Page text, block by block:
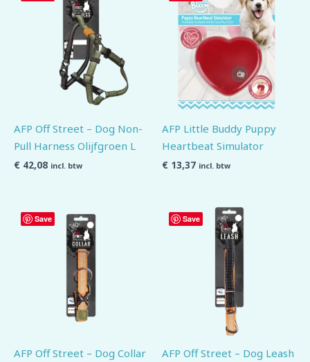
AFP Off Street – Dog Non-
Pull Harness Olijfgroen L
€ 42,08 incl. btw
AFP Little Buddy Puppy
Heartbeat Simulator
€ 13,37 incl. btw
Save
AFP Off Street – Dog Collar
Save
AFP Off Street – Dog Leash